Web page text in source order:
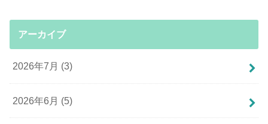
アーカイブ
2026年7月 (3)
2026年6月 (5)